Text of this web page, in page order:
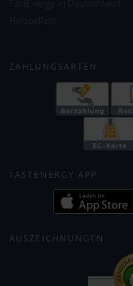
ZAHLUNGSARTEN
FASTENERGY APP
AUSZEICHNUNGEN